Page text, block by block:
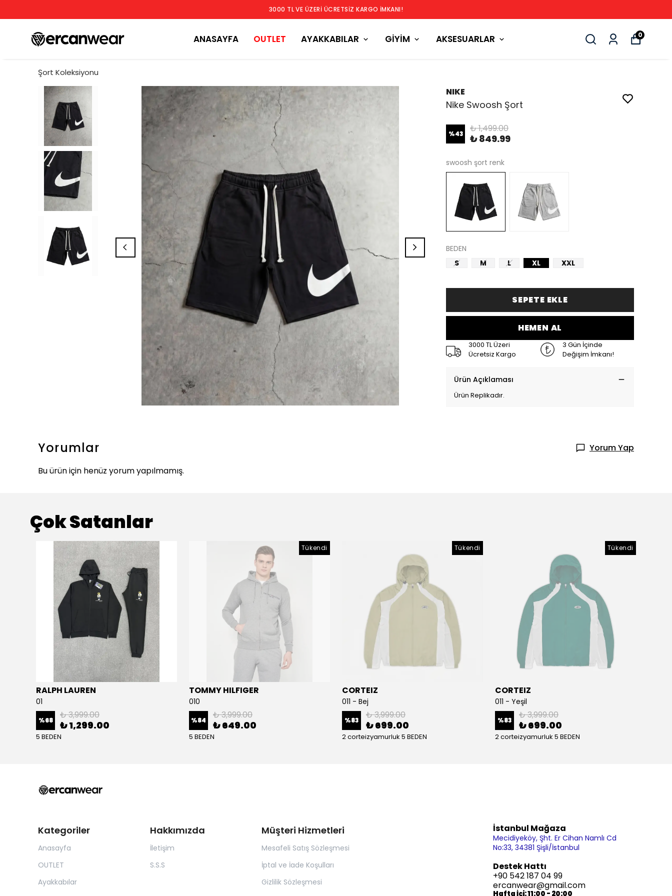
3000 TL VE ÜZERİ ÜCRETSİZ KARGO İMKANI!
ANASAYFA OUTLET AYAKKABILAR GİYİM AKSESUARLAR 0
Şort Koleksiyonu
NIKE
Nike Swoosh Şort
%43 ₺ 1,499.00
₺ 849.99
swoosh şort renk
BEDEN
S
M L XL XXL
SEPETE EKLE
HEMEN AL
3000 TL Üzeri
Ücretsiz Kargo
3 Gün İçinde
Değişim İmkanı!
Ürün Açıklaması
Ürün Replikadır.
Yorumlar
Yorum Yap
Bu ürün için henüz yorum yapılmamış.
Çok Satanlar
RALPH LAUREN
01
%68 ₺ 3,999.00
₺ 1,299.00
5 BEDEN
Tükendi
TOMMY HILFIGER
010
%84 ₺ 3,999.00
₺ 649.00
5 BEDEN
Tükendi
CORTEIZ
011 - Bej
%83 ₺ 3,999.00
₺ 699.00
2 corteizyamurluk 5 BEDEN
Tükendi
CORTEIZ
011 - Yeşil
%83 ₺ 3,999.00
₺ 699.00
2 corteizyamurluk 5 BEDEN
Kategoriler
Anasayfa
OUTLET
Ayakkabılar
Hakkımızda
İletişim
S.S.S
Müşteri Hizmetleri
Mesafeli Satış Sözleşmesi
İptal ve İade Koşulları
Gizlilik Sözleşmesi
İstanbul Mağaza
Mecidiyeköy, Şht. Er Cihan Namlı Cd
No:33, 34381 Şişli/İstanbul
Destek Hattı
+90 542 187 04 99
ercanwear@gmail.com
Hafta İçi: 11:00 - 20:00